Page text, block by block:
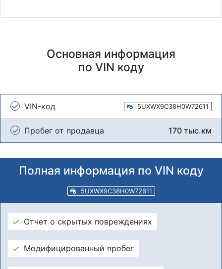
Основная информация
по VIN коду
VIN-код 5UXWX9C38H0W72611
Пробег от продавца 170 тыс.км
Полная информация по VIN коду
5UXWX9C38H0W72611
Отчет о скрытых повреждениях
Модифицированный пробег